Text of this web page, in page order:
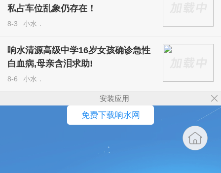
私占车位乱象仍存在！
8-3 小水．
响水清源高级中学16岁女孩确诊急性
白血病,母亲含泪求助!
8-6 小水．
安装应用
免费下载响水网